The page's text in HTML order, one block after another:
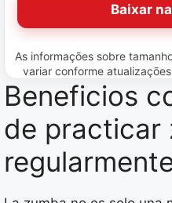
Baixar
As informações sobre
variar conforme
Beneficios
de practicar